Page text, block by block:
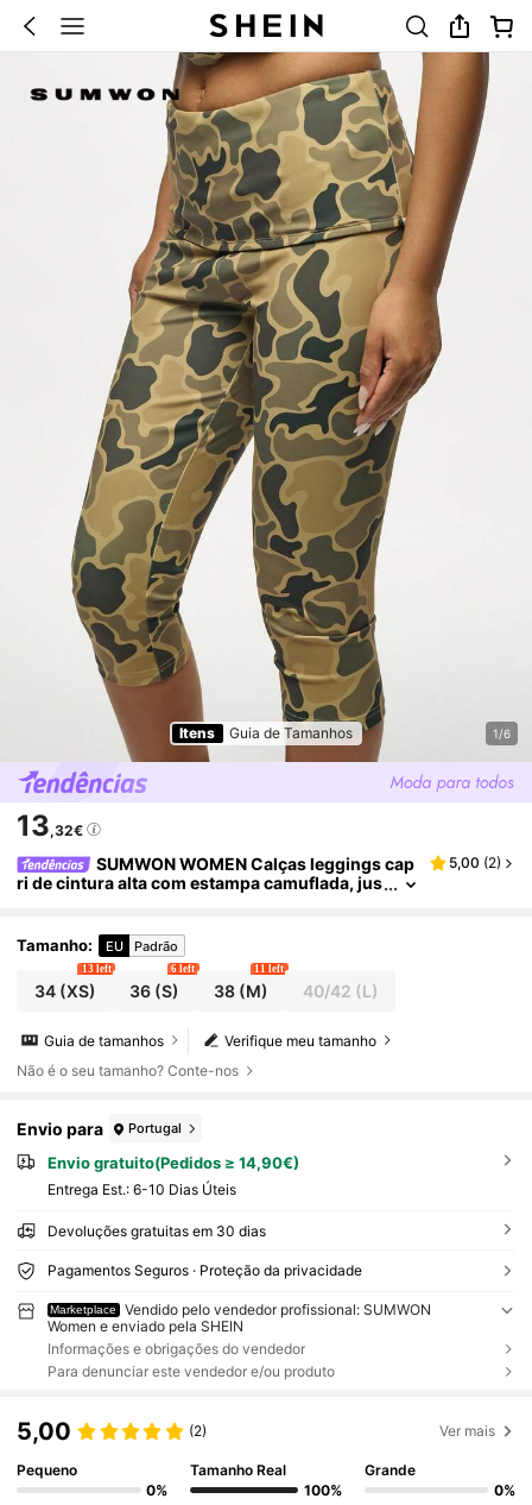
Itens Guia de Tamanhos 1/6
13,32€
SUMWON WOMEN Calças leggings cap
ri de cintura alta com estampa camuflada, jus
5,00 (2)
Tamanho: EU Padrão
34(XS)
13 left
36 (S)
6 left
38(M)
11 left
40/42 (L)
Verifique meu tamanho
Guia de tamanhos
Não é o seu tamanho? Conte-nos
Envio para Portugal
Envio gratuito(Pedidos ≥ 14,90€)
Entrega Est.: 6-10 Dias Úteis
Devoluções gratuitas em 30 dias
Pagamentos Seguros · Proteção da privacidade
Marketplace
Vendido pelo vendedor profissional: SUMWON
Women e enviado pela SHEIN
Informações e obrigações do vendedor
Para denunciar este vendedor e/ou produto
5,00 (2) Ver mais
Pequeno
0%
Tamanho Real
100%
Grande
0%